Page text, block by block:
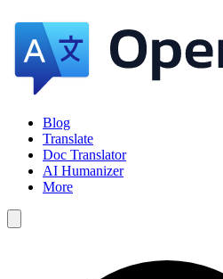
Blog
Translate
Doc Translator
AI Humanizer
More